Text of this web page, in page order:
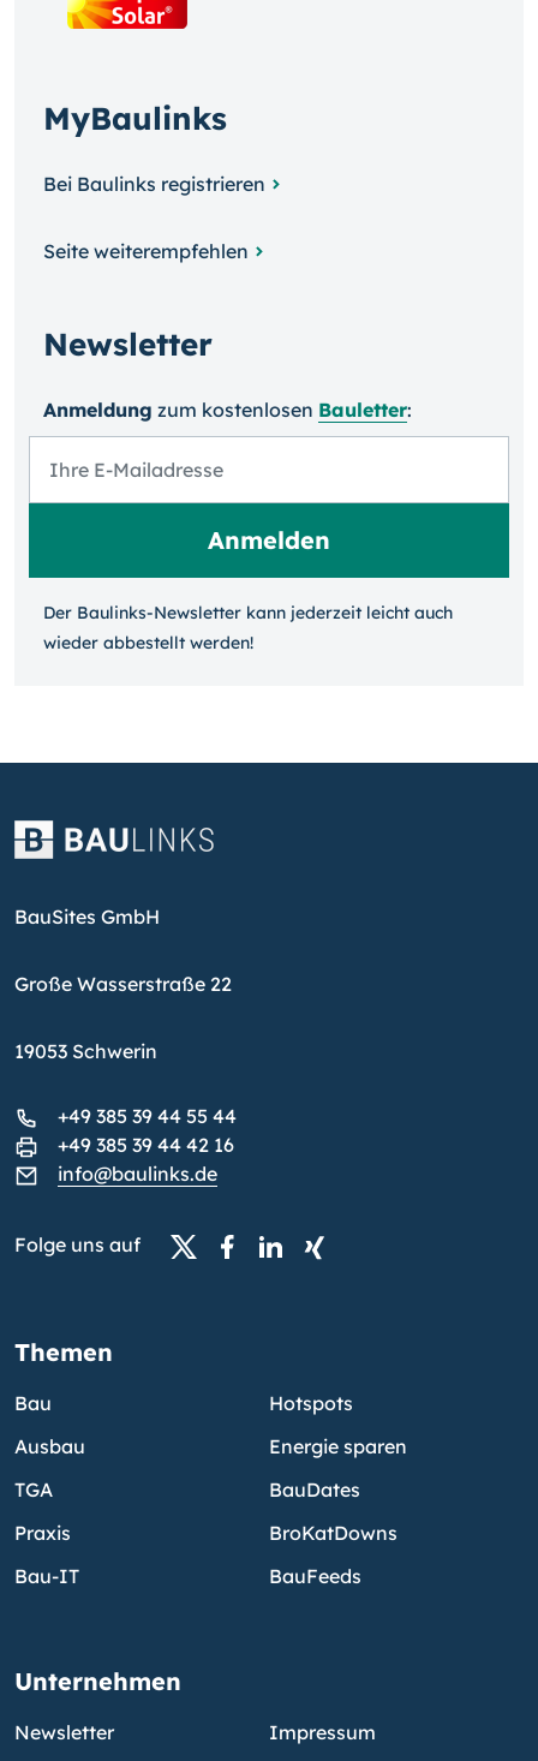
MyBaulinks
Bei Baulinks registrieren
Seite weiterempfehlen
Newsletter
Anmeldung zum kosten­losen Bauletter:
Der Baulinks-Newsletter kann jeder­zeit leicht auch
wieder ab­bestellt werden!
BauSites GmbH
Große Wasserstraße 22
19053 Schwerin
+49 385 39 44 55 44
+49 385 39 44 42 16
info@baulinks.de
Folge uns auf
Themen
Bau
Ausbau
TGA
Praxis
Bau-IT
Hotspots
Energie sparen
BauDates
BroKatDowns
BauFeeds
Unternehmen
Newsletter Impressum